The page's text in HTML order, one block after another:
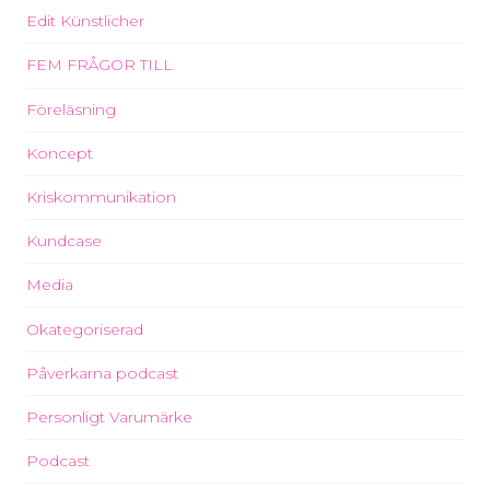
Edit Künstlicher
FEM FRÅGOR TILL
Föreläsning
Koncept
Kriskommunikation
Kundcase
Media
Okategoriserad
Påverkarna podcast
Personligt Varumärke
Podcast